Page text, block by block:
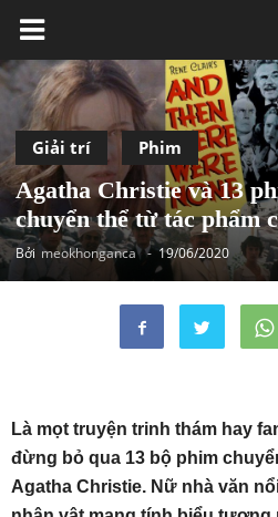
Giải trí Phim
Agatha Christie và 13
chuyển thể từ tác phẩm
Bởi meokhonganca - 19/06/2020
Là mọt truyện trinh thám hay
đừng bỏ qua 13 bộ phim
Agatha Christie. Nữ nhà văn